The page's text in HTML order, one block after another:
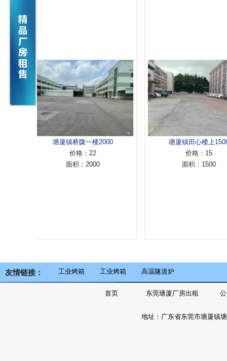
塘厦镇桥陇一楼2000
价格：22
面积：2000
塘厦镇田心楼上1500
价格：15
面积：1500
友情链接： 工业烤箱 工业烤箱 高温隧道炉
首页 东莞塘厦厂房出租
地址：广东省东莞市塘厦